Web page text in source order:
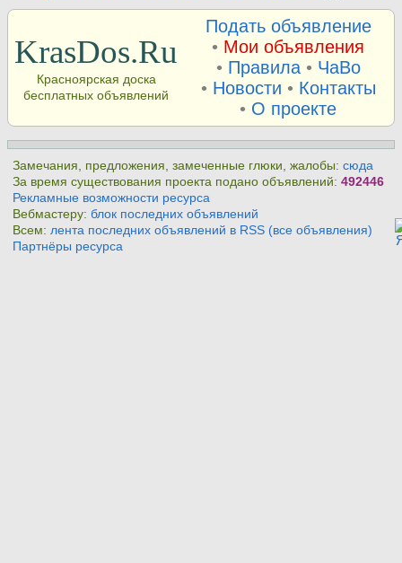
KrasDos.Ru
Красноярская доска
бесплатных объявлений
Подать объявление
• Мои объявления
• Правила• ЧаВо
• Новости • Контакты
• О проекте
Замечания, предложения, замеченные глюки, жалобы:сюда
За время существования проекта подано объявлений:492446
Рекламные возможности ресурса
Вебмастеру:блок последних объявлений
Всем: лента последних объявлений в RSS (все объявления)
Партнёры ресурса